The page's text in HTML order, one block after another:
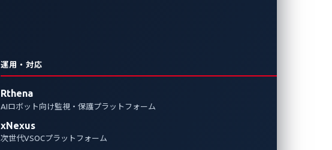
運用・対応
Rthena
AIロボット向け監視・保護プラットフォーム
xNexus
次世代VSOCプラットフォーム